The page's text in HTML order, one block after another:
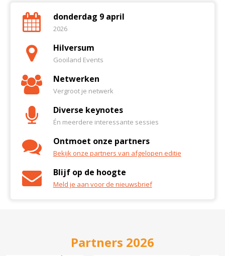
donderdag 9 april
2026
Hilversum
Gooiland Events
Netwerken
Vergroot je netwerk
Diverse keynotes
Én meerdere interessante sessies
Ontmoet onze partners
Bekijk onze partners van afgelopen editie
Blijf op de hoogte
Meld je aan voor de nieuwsbrief
Partners 2026